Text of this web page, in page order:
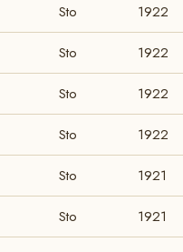
Sto 1922
Sto 1922
Sto 1922
Sto 1922
Sto 1921
Sto 1921